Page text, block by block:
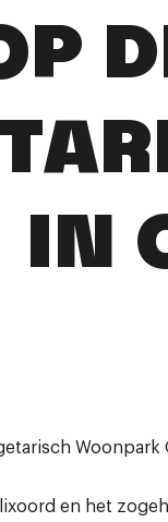
IN
en het